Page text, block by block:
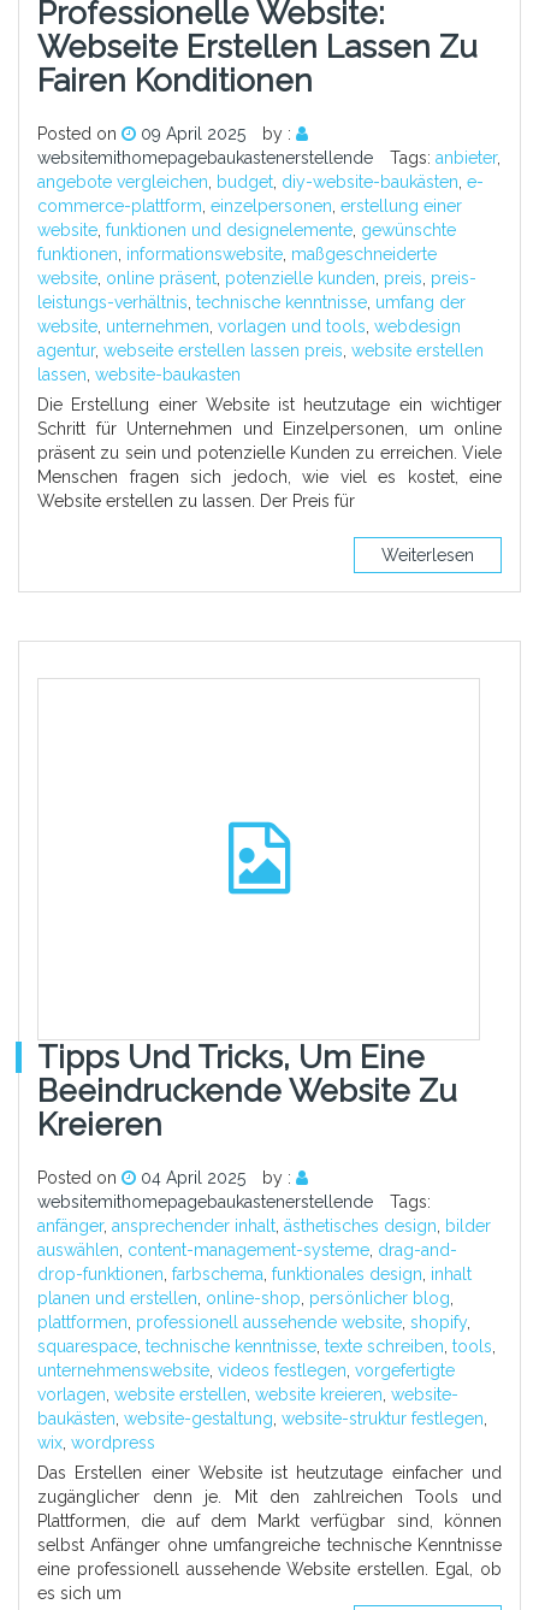
Professionelle Website:
Webseite Erstellen Lassen Zu
Fairen Konditionen
Posted on 09 April 2025
by :
websitemithomepagebaukastenerstellende
Tags: anbieter,
angebote vergleichen
budget diy-website-baukästen e-
commerce-plattform einzelpersonen erstellung einer
website funktionen und designelemente gewünschte
funktionen informationswebsite maßgeschneiderte
website online präsent potenzielle kunden preis preis-
leistungs-verhältnis technische kenntnisse umfang der
website unternehmen vorlagen und tools webdesign
agentur, webseite erstellen lassen preis website erstellen
lassen website-baukasten
Die Erstellung einer Website ist heutzutage ein wichtiger
Schritt für Unternehmen und Einzelpersonen, um online
präsent zu sein und potenzielle Kunden zu erreichen. Viele
Menschen fragen sich jedoch, wie viel es kostet, eine
Website erstellen zu lassen. Der Preis für
Weiterlesen
Tipps Und Tricks, Um Eine
Beeindruckende Website Zu
Kreieren
Posted on 04 April 2025
by :
websitemithomepagebaukastenerstellende
Tags:
anfänger, ansprechender inhalt ästhetisches design
bilder
auswählen content-management-systeme drag-and-
drop-funktionen farbschema funktionales design inhalt
planen und erstellen online-shop persönlicher blog
plattformen professionell aussehende website shopify,
squarespace technische kenntnisse texte schreiben tools
unternehmenswebsite videos festlegen vorgefertigte
vorlagen website erstellen website kreieren website-
baukästen website-gestaltung website-struktur festlegen
wix wordpress
Das Erstellen einer Website ist heutzutage einfacher und
zugänglicher denn je. Mit den zahlreichen Tools und
Plattformen, die auf dem Markt verfügbar sind, können
selbst Anfänger ohne umfangreiche technische Kenntnisse
eine professionell aussehende Website erstellen. Egal, ob
es sich um